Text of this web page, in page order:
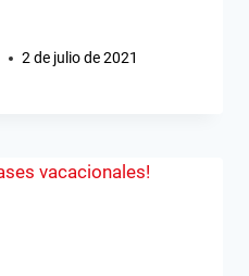
2 de julio de 2021